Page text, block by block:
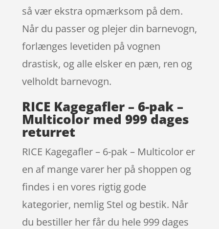
så vær ekstra opmærksom på dem.
Når du passer og plejer din barnevogn,
forlænges levetiden på vognen
drastisk, og alle elsker en pæn, ren og
velholdt barnevogn.
RICE Kagegafler – 6-pak –
Multicolor med 999 dages
returret
RICE Kagegafler – 6-pak – Multicolor er
en af mange varer her på shoppen og
findes i en vores rigtig gode
kategorier, nemlig Stel og bestik. Når
du bestiller her får du hele 999 dages